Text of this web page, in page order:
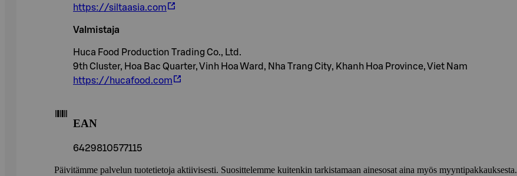
https://siltaasia.com
Valmistaja
Huca Food Production Trading Co., Ltd.
9th Cluster, Hoa Bac Quarter, Vinh Hoa Ward, Nha Trang City, Khanh Hoa Province, Viet Nam
https://hucafood.com
EAN
6429810577115
Päivitämme palvelun tuotetietoja aktiivisesti. Suosittelemme kuitenkin tarkistamaan ainesosat aina myös myyntipakkauksesta.